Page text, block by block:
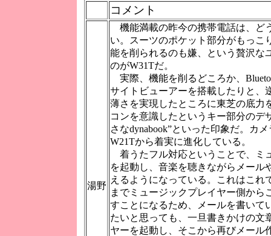
コメント
湯野
機能満載の昨今の携帯電話は、ど
い。スーツのポケット部分がもっこ
能を削られるのも嫌、という贅沢な
のがW31Tだ。
実際、機能を削るどころか、
サイトビューアーを搭載したりと、
薄さを実現したところに東芝の底力
コンを意識したというキー部分のデ
さなdynabook”といった印象だ。カ
W21Tから着実に進化している。
着うたフル対応ということで、ミ
を起動し、音楽を聴きながらメール
えるようになっている。これはこれ
までミュージックプレイヤー側から
すことになるため、メールを書いて
たいと思っても、一旦書きかけの文
ヤーを起動し、そこから再びメール